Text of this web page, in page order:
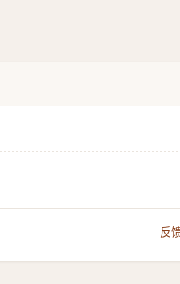
反